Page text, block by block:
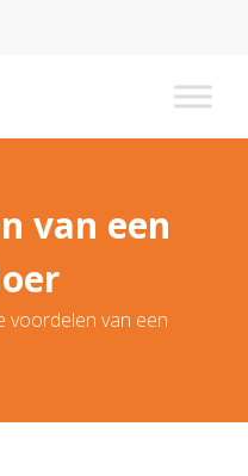
van een
voordelen van een